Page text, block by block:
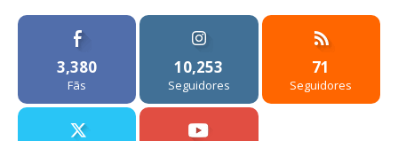
3,380
Fãs
10,253
Seguidores
71
Seguidores